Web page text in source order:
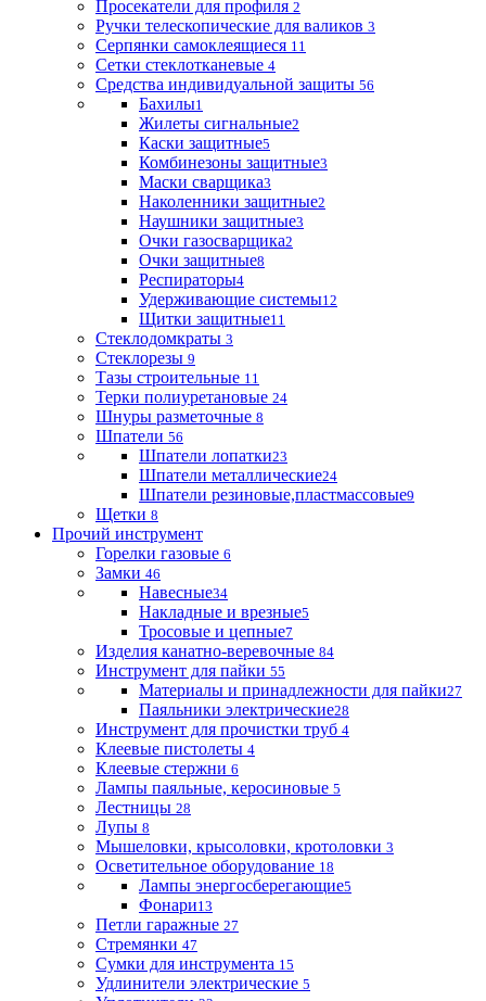
Просекатели для профиля 2
Ручки телескопические для валиков 3
Серпянки самоклеящиеся 11
Сетки стеклотканевые 4
Средства индивидуальной защиты 56
Бахилы1
Жилеты сигнальные2
Каски защитные5
Комбинезоны защитные3
Маски сварщика3
Наколенники защитные2
Наушники защитные3
Очки газосварщика2
Очки защитные8
Респираторы4
Удерживающие системы12
Щитки защитные11
Стеклодомкраты 3
Стеклорезы 9
Тазы строительные 11
Терки полиуретановые 24
Шнуры разметочные 8
Шпатели 56
Шпатели лопатки23
Шпатели металлические24
Шпатели резиновые,пластмассовые9
Щетки 8
Прочий инструмент
Горелки газовые 6
Замки 46
Навесные34
Накладные и врезные5
Тросовые и цепные7
Изделия канатно-веревочные 84
Инструмент для пайки 55
Материалы и принадлежности для пайки27
Паяльники электрические28
Инструмент для прочистки труб 4
Клеевые пистолеты 4
Клеевые стержни 6
Лампы паяльные, керосиновые 5
Лестницы 28
Лупы 8
Мышеловки, крысоловки, кротоловки 3
Осветительное оборудование 18
Лампы энергосберегающие5
Фонари13
Петли гаражные 27
Стремянки 47
Сумки для инструмента 15
Удлинители электрические 5